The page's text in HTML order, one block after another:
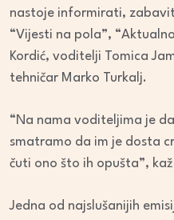
nastoje informirati,
“Vijesti na pola”,
Kordić, voditelji Tomica
tehničar Marko Turkalj.
“Na nama voditeljima je
smatramo da im je dosta
čuti ono što ih opušta”,
Jedna od najslušanijih